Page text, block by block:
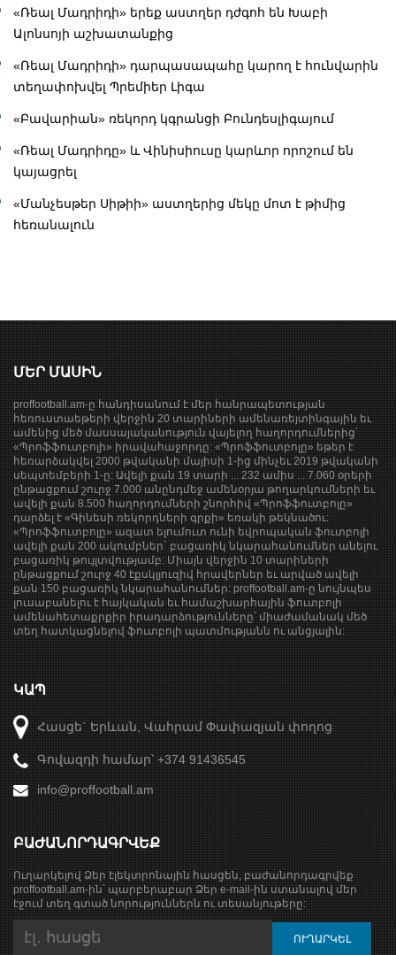
«Ռեալ Մադրիդի» երեք աստղեր դժգոհ են Խաբի
Ալոնսոյի աշխատանքից
«Ռեալ Մադրիդի» դարպասապահը կարող է հունվարին
տեղափոխվել Պրեմիեր Լիգա
«Բավարիան» ռեկորդ կգրանցի Բունդեսլիգայում
«Ռեալ Մադրիդը» և Վինիսիուսը կարևոր որոշում են
կայացրել
«Մանչեսթեր Սիթիի» աստղերից մեկը մոտ է թիմից
հեռանալուն
ՄԵՐ ՄԱՍԻՆ
proffootball.am-ը հանդիսանում է մեր հանրապետության
հեռուստաեթերի վերջին 20 տարիների ամենառեյտինգային եւ
ամենից մեծ մասսայականություն վայելող հաղորդումներից՝
«Պրոֆֆուտբոլի» իրավահաջորդը: «Պրոֆֆուտբոլը» եթեր է
հեռարձակվել 2000 թվականի մայիսի 1-ից մինչեւ 2019 թվականի
սեպտեմբերի 1-ը: Ավելի քան 19 տարի ... 232 ամիս ... 7.060 օրերի
ընթացքում շուրջ 7.000 անընդմեջ ամենօրյա թողարկումների եւ
ավելի քան 8.500 հաղորդումների շնորհիվ «Պրոֆֆուտբոլը»
դարձել է «Գինեսի ռեկորդների գրքի» եռակի թեկնածու:
«Պրոֆֆուտբոլը» ազատ ելումուտ ունի եվրոպական ֆուտբոլի
ավելի քան 200 ակումբներ` բացառիկ նկարահանումներ անելու
բացառիկ թույլտվությամբ: Միայն վերջին 10 տարիների
ընթացքում շուրջ 40 էքսկլյուզիվ հրավերներ եւ արված ավելի
քան 150 բացառիկ նկարահանումներ: proffootball.am-ը նույնպես
լուսաբանելու է հայկական եւ համաշխարհային ֆուտբոլի
ամենահետաքրքիր իրադարձությունները՝ միաժամանակ մեծ
տեղ հատկացնելով ֆուտբոլի պատմությանն ու անցյալին:
ԿԱՊ
Հասցե` Երևան, Վահրամ Փափազյան փողոց
Գովազդի համար՝ +374 91436545
info@proffootball.am
ԲԱԺԱՆՈՐԴԱԳՐՎԵՔ
Ուղարկելով Ձեր էլեկտրոնային հասցեն, բաժանորդագրվեք
proffootball.am-ին՝ պարբերաբար Ձեր e-mail-ին ստանալով մեր
էջում տեղ գտած նորություններն ու տեսանյութերը: